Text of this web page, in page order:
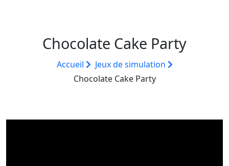
Chocolate Cake Party
Accueil
Jeux de simulation
Chocolate Cake Party